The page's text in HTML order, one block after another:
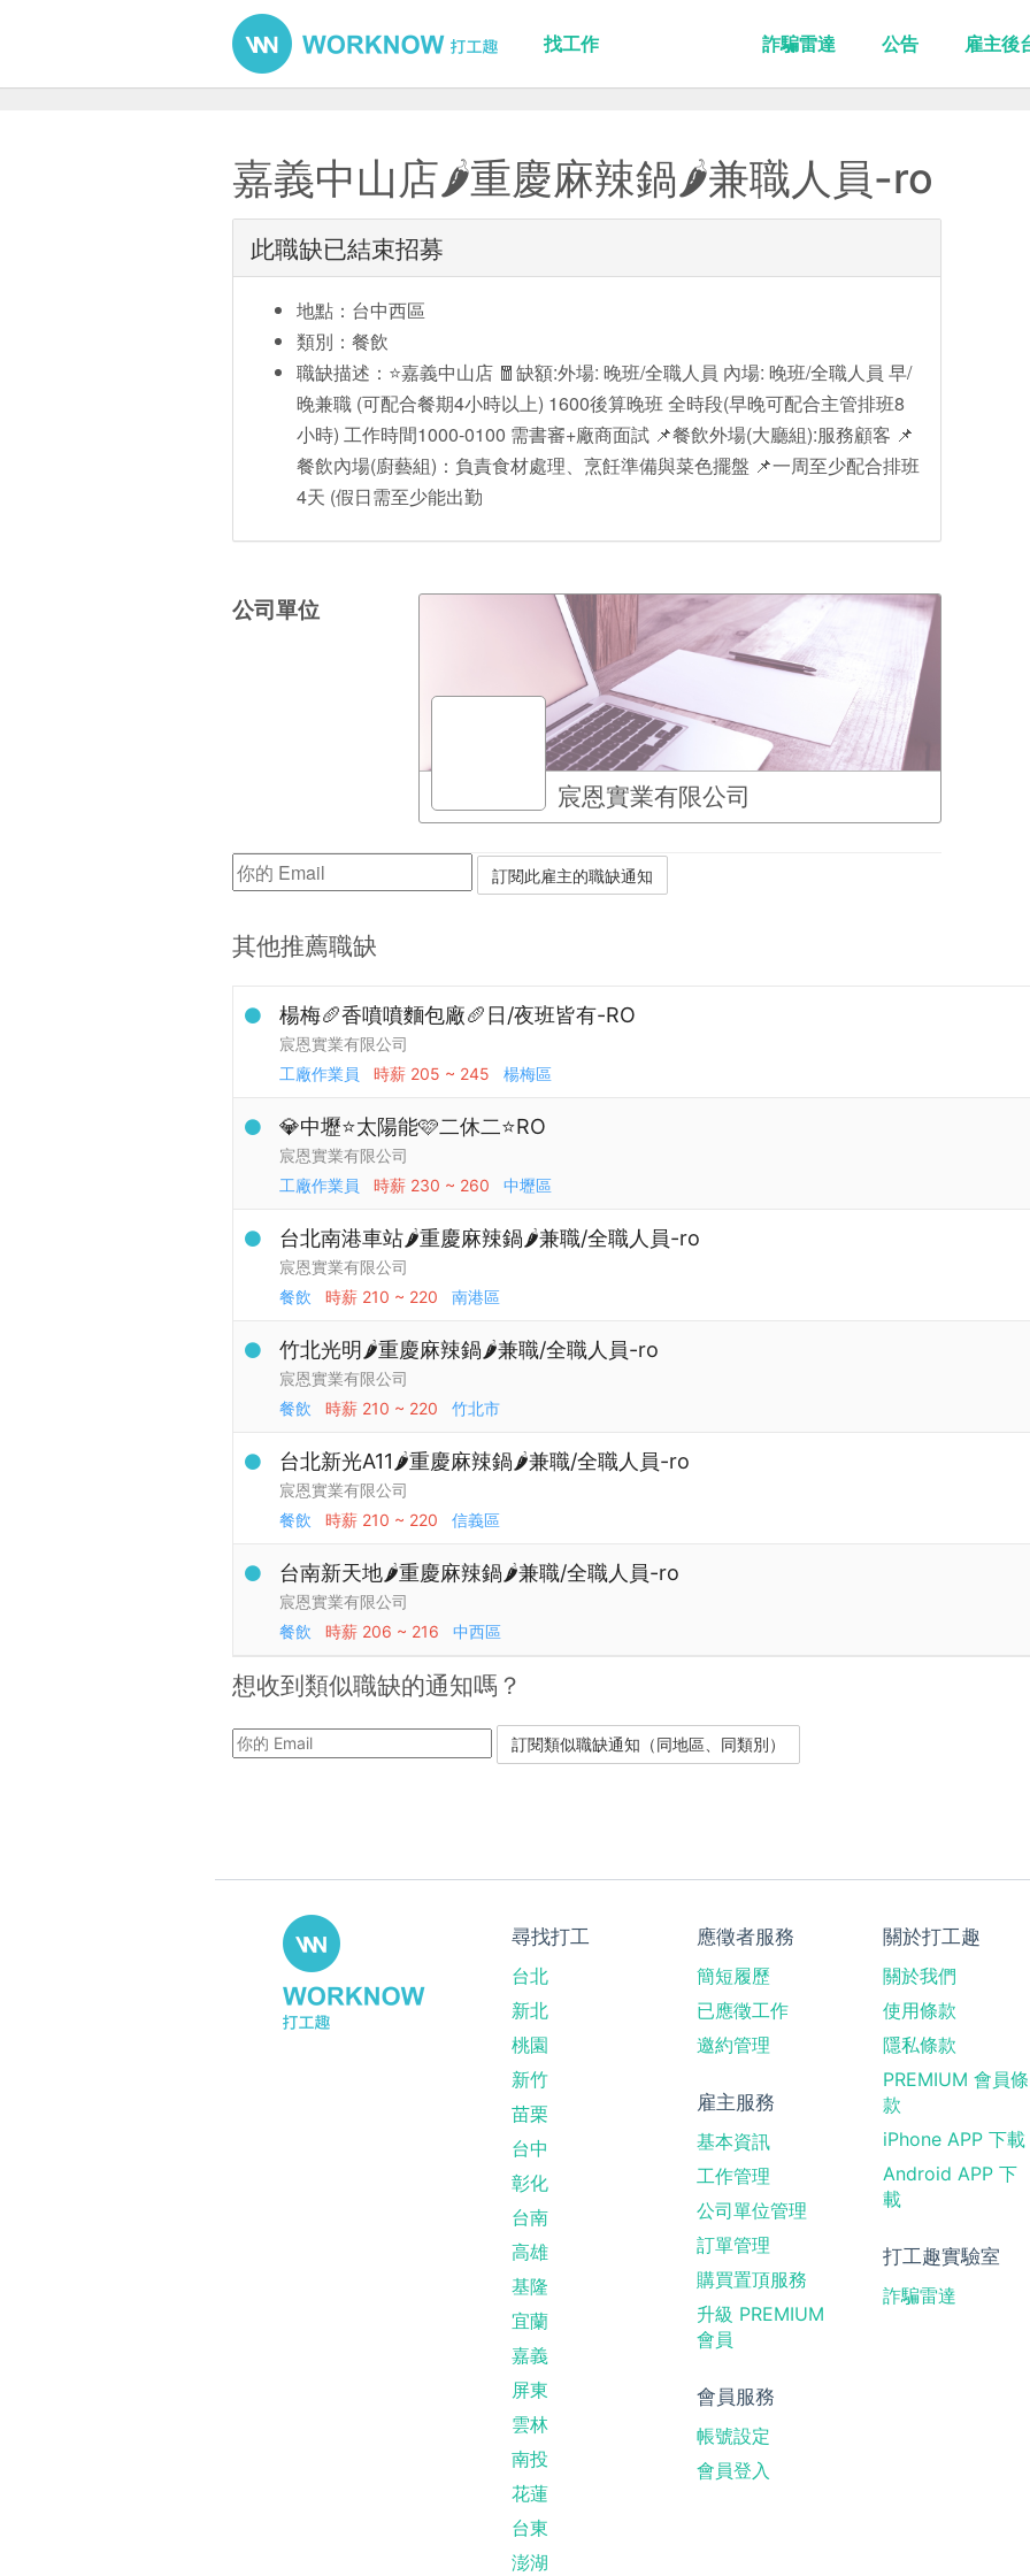
找工作 詐騙雷達 公告 雇主後
嘉義中山店🌶️重慶麻辣鍋🌶️兼職人員-ro
此職缺已結束招募
地點：台中西區
類別：餐飲
職缺描述：⭐嘉義中山店 🧧缺額:外場: 晚班/全職人員 內場: 晚班/全職人員 早/
晚兼職 (可配合餐期4小時以上) 1600後算晚班 全時段(早晚可配合主管排班8
小時) 工作時間1000-0100 需書審+廠商面試 📌餐飲外場(大廳組):服務顧客 📌
餐飲內場(廚藝組)：負責食材處理、烹飪準備與菜色擺盤 📌一周至少配合排班
4天 (假日需至少能出勤
公司單位
宸恩實業有限公司
其他推薦職缺
楊梅🥖香噴噴麵包廠🥖日/夜班皆有-RO
宸恩實業有限公司
工廠作業員
時薪 205 ~ 245 楊梅區
💎中壢⭐太陽能🩷二休二⭐RO
宸恩實業有限公司
工廠作業員
時薪 230 ~ 260 中壢區
台北南港車站🌶️重慶麻辣鍋🌶️兼職/全職人員-ro
宸恩實業有限公司
餐飲
時薪 210 ~ 220 南港區
竹北光明🌶️重慶麻辣鍋🌶️兼職/全職人員-ro
宸恩實業有限公司
餐飲
時薪 210 ~ 220 竹北市
台北新光A11🌶️重慶麻辣鍋🌶️兼職/全職人員-ro
宸恩實業有限公司
餐飲
時薪 210 ~ 220 信義區
台南新天地🌶️重慶麻辣鍋🌶️兼職/全職人員-ro
宸恩實業有限公司
餐飲
時薪 206 ~ 216 中西區
想收到類似職缺的通知嗎？
尋找打工
台北
新北
桃園
新竹
苗栗
台中
彰化
台南
高雄
基隆
宜蘭
嘉義
屏東
雲林
南投
花蓮
台東
澎湖
應徵者服務
簡短履歷
已應徵工作
邀約管理
雇主服務
基本資訊
工作管理
公司單位管理
訂單管理
購買置頂服務
升級 PREMIUM
會員
會員服務
帳號設定
會員登入
關於打工趣
關於我們
使用條款
隱私條款
PREMIUM 會員條
款
iPhone APP 下載
Android APP 下
載
打工趣實驗室
詐騙雷達